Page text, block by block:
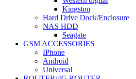
Kingston
Hard Drive Dock/Enclosure
NAS HDD
Seagate
GSM ACCESSORIES
IPhone
Android
Universal